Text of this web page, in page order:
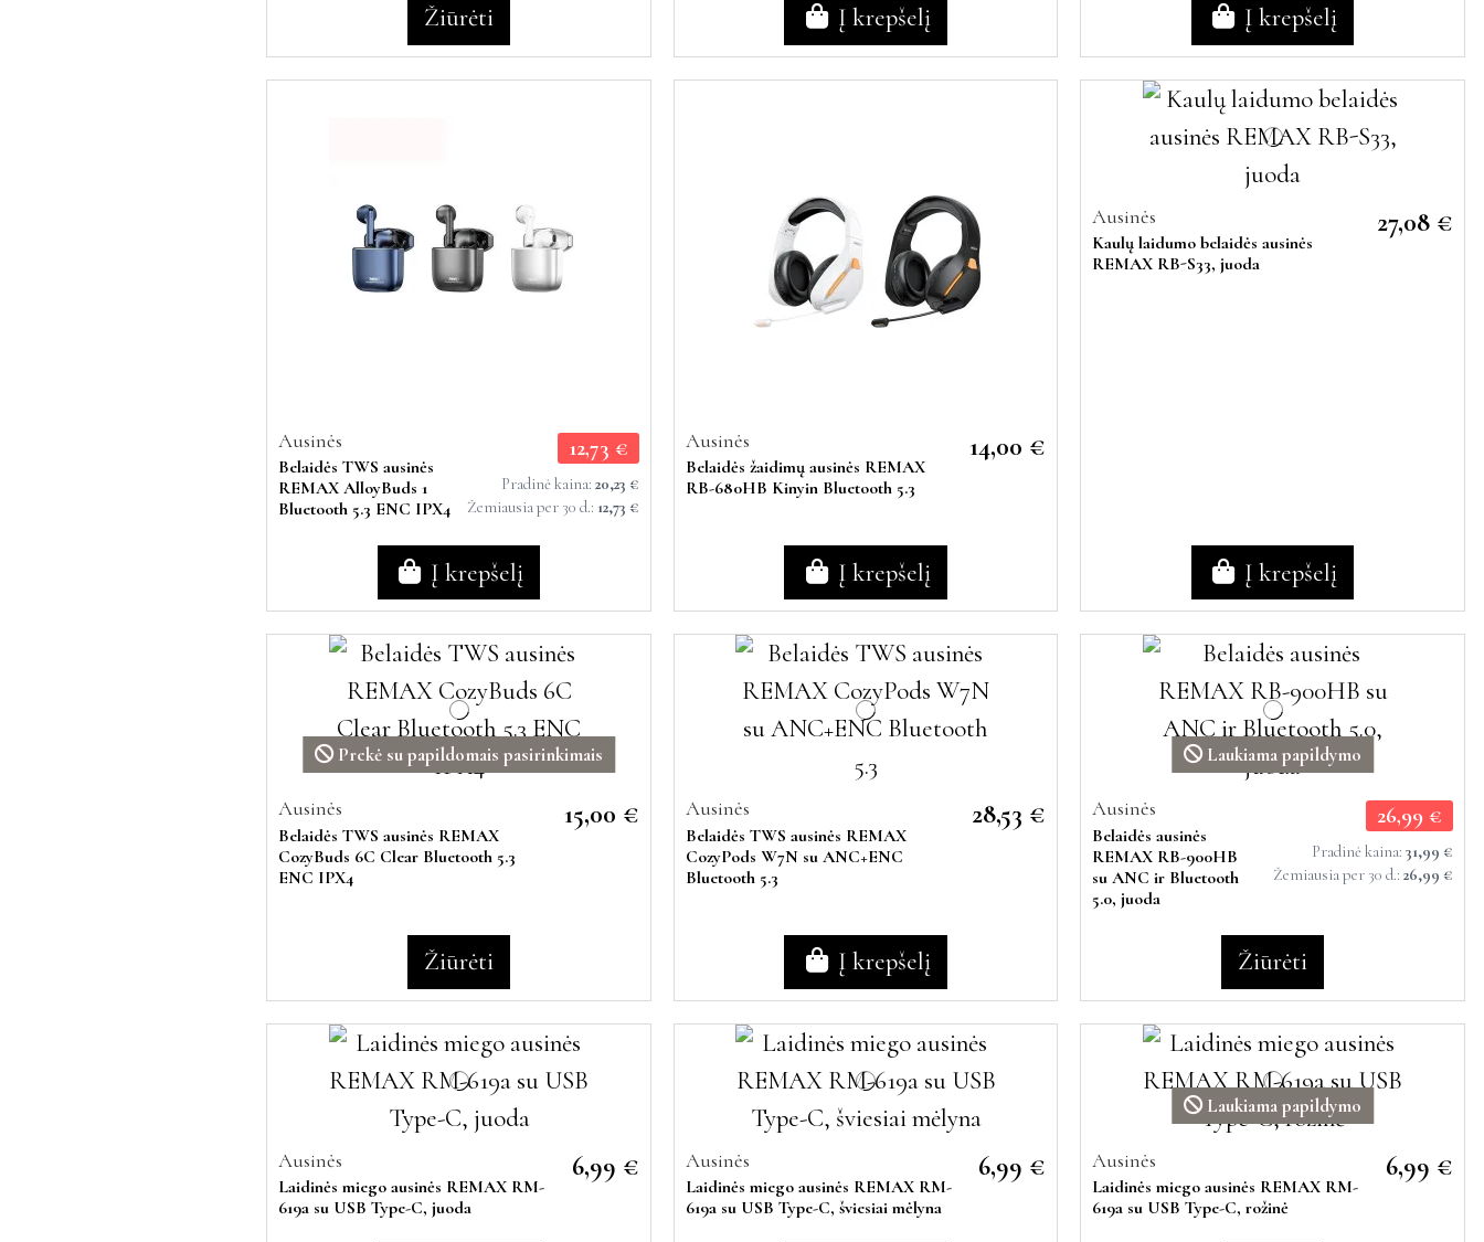
Žiūrėti Į krepšelį Į krepšelį
Ausinės
Belaidės TWS ausinės
REMAX AlloyBuds 1
Bluetooth 5.3 ENC IPX4
12,73 €
Pradinė kaina: 20,23 €
Žemiausia per 30 d.: 12,73 €
Į krepšelį
Ausinės
Belaidės žaidimų ausinės REMAX
RB-680HB Kinyin Bluetooth 5.3
14,00 €
Į krepšelį
Ausinės
Kaulų laidumo belaidės ausinės
REMAX RB-S33, juoda
27,08 €
Į krepšelį
Prekė su papildomais pasirinkimais
Ausinės
Belaidės TWS ausinės REMAX
CozyBuds 6C Clear Bluetooth 5.3
ENC IPX4
15,00 €
Žiūrėti
Ausinės
Belaidės TWS ausinės REMAX
CozyPods W7N su ANC+ENC
Bluetooth 5.3
28,53 €
Į krepšelį
Laukiama papildymo
Ausinės
Belaidės ausinės
REMAX RB-900HB
su ANC ir Bluetooth
5.0, juoda
26,99 €
Pradinė kaina: 31,99 €
Žemiausia per 30 d.: 26,99 €
Žiūrėti
Ausinės
Laidinės miego ausinės REMAX RM-
619a su USB Type-C, juoda
6,99 € Ausinės
Laidinės miego ausinės REMAX RM-
619a su USB Type-C, šviesiai mėlyna
6,99 €
Laukiama papildymo
Ausinės
Laidinės miego ausinės REMAX RM-
619a su USB Type-C, rožinė
6,99 €